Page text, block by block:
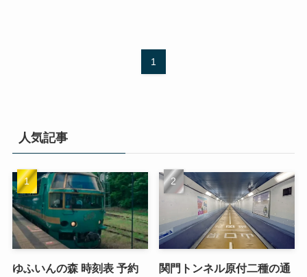
1
人気記事
ゆふいんの森 時刻表 予約
関門トンネル原付二種の通